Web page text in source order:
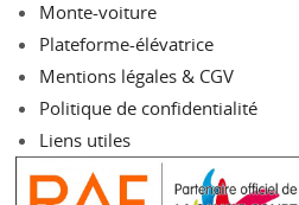
Monte-voiture
Plateforme-élévatrice
Mentions légales & CGV
Politique de confidentialité
Liens utiles